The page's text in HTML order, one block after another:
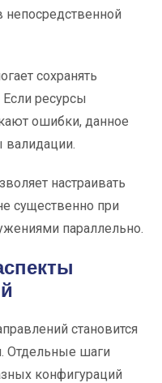
непосредственной
сохранять
Если ресурсы
ошибки, данное
валидации.
настраивать
существенно при
параллельно.
становится
Отдельные шаги
конфигураций